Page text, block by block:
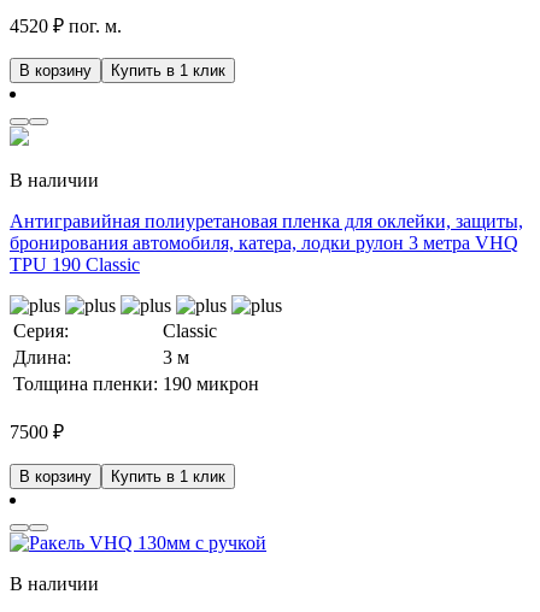
4520 ₽ пог. м.
В корзину Купить в 1 клик
В наличии
Антигравийная полиуретановая пленка для оклейки, защиты,
бронирования автомобиля, катера, лодки рулон 3 метра VHQ
TPU 190 Classic
Серия:
Classic
Длина:
3 м
Толщина пленки: 190 микрон
7500 ₽
В корзину Купить в 1 клик
В наличии